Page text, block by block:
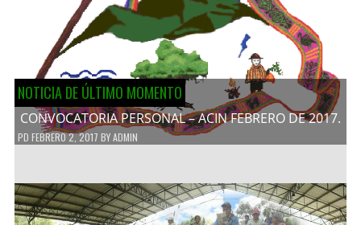
NOTICIA DE ÚLTIMO MOMENTO
CONVOCATORIA PERSONAL – ACIN FEBRERO DE 2017.
PD FEBRERO 2, 2017 BYADMIN